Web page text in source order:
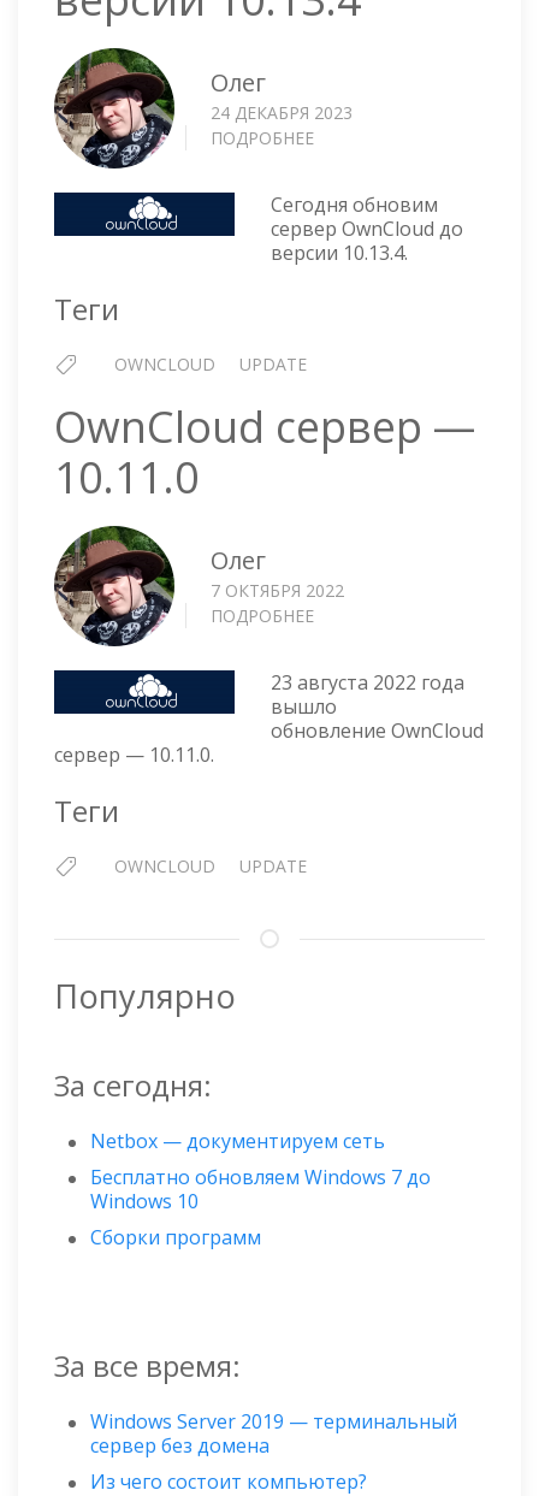
Олег
24 ДЕКАБРЯ 2023
ПОДРОБНЕЕ
ОБНОВЛЕНИЕ
ДО
ВЕРСИИ
Сегодня обновим
сервер OwnCloud до
версии 10.13.4.
Теги
OWNCLOUD UPDATE
OwnCloud сервер —
10.11.0
Олег
7 ОКТЯБРЯ 2022
ПОДРОБНЕЕ
—
10.11.0
23 августа 2022 года
вышло
обновление OwnCloud
сервер — 10.11.0.
Теги
OWNCLOUD UPDATE
Популярно
За сегодня:
Netbox — документируем сеть
Бесплатно обновляем Windows 7 до
Windows 10
Сборки программ
За все время:
Windows Server 2019 — терминальный
сервер без домена
Из чего состоит компьютер?